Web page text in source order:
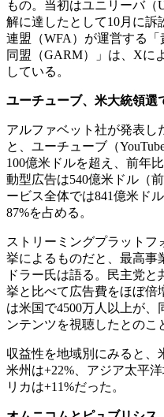
もの。当初はユニリーバ（
解に達したとして10月に訴
連盟（WFA）が運営する
同盟（GARM）」は、Xに
している。
ユーチューブ、米大統領選
アルファベット社が発表し
と、ユーチューブ（
100億米ドルを超え、前年
動型広告は540億米ドル（
ービス全体では841億米ド
87%を占める。
ストリーミングプラットフ
挙によるものだと、最高事
ドラー氏は語る。民主党と
挙と比べて広告費をほぼ倍
は米国で4500万人以上が
ンテンツを視聴したとのこ
収益性を地域別にみると、
米州は+22%、アジア太平
リカは+11%だった。